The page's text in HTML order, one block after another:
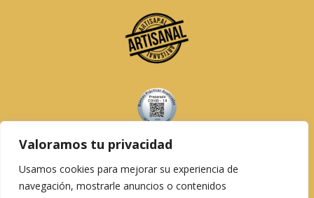
Valoramos tu privacidad
Usamos cookies para mejorar su experiencia de
navegación, mostrarle anuncios o contenidos